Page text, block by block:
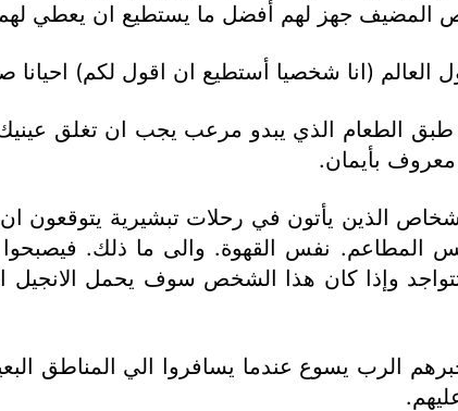
المضيف جهز لهم أفضل ما يستطيع ان يعطي لهم
العالم (انا شخصيا أستطيع ان اقول لكم)
طبق الطعام الذي يبدو مرعب يجب ان تغلق
معروف بأيمان.
الذين يأتون في رحلات تبشيرية يتوقعون
المطاعم. نفس القهوة. والى ما ذلك.
تتواجد وإذا كان هذا الشخص سوف يحمل
الرب يسوع عندما يسافروا الي المناطق